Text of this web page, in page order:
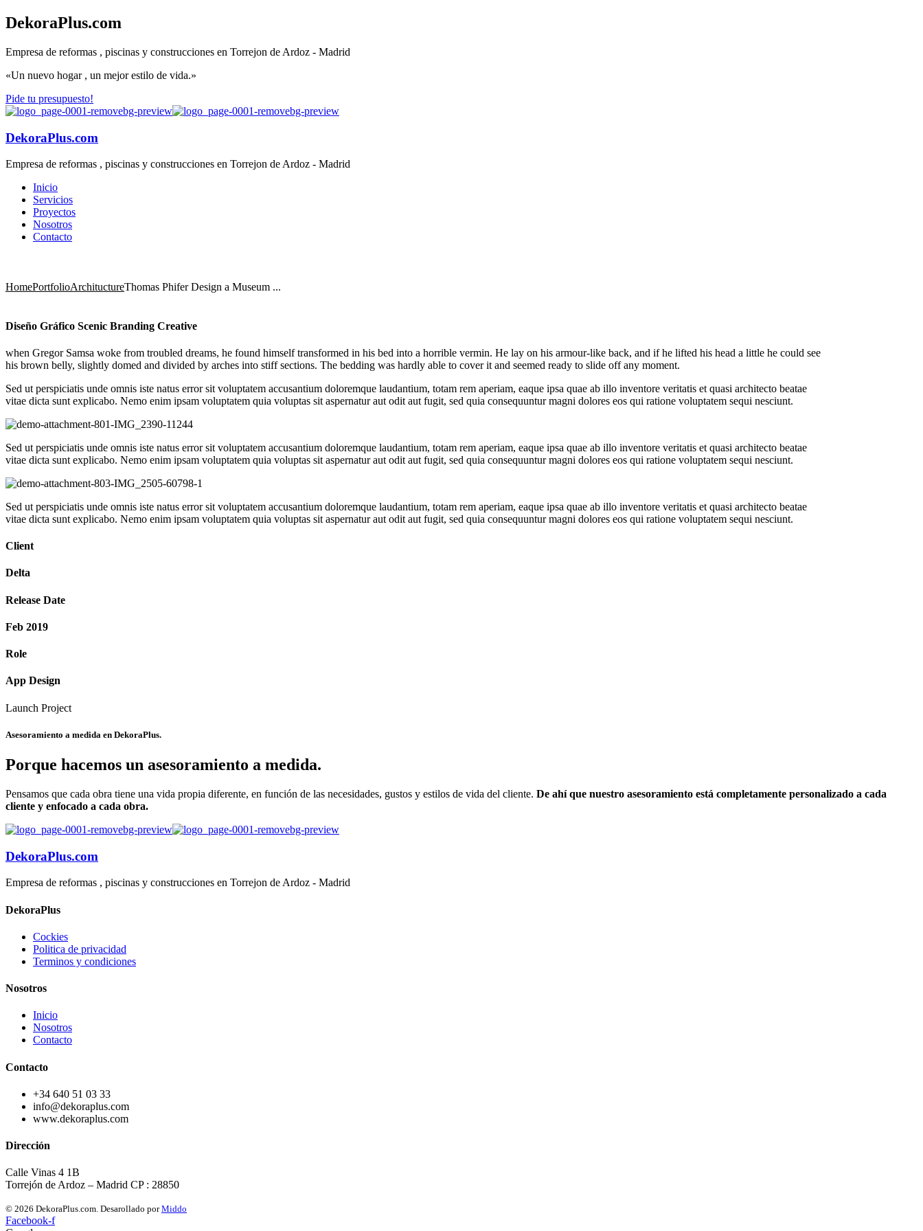
DekoraPlus.com
Empresa de reformas , piscinas y construcciones en Torrejon de Ardoz - Madrid
«Un nuevo hogar , un mejor estilo de vida.»
Pide tu presupuesto!
DekoraPlus.com
Empresa de reformas , piscinas y construcciones en Torrejon de Ardoz - Madrid
Inicio
Servicios
Proyectos
Nosotros
Contacto
HomePortfolioArchituctureThomas Phifer Design a Museum ...
Diseño Gráfico Scenic Branding Creative
when Gregor Samsa woke from troubled dreams, he found himself transformed in his bed into a horrible vermin. He lay on his armour-like back, and if he lifted his head a little he could see
his brown belly, slightly domed and divided by arches into stiff sections. The bedding was hardly able to cover it and seemed ready to slide off any moment.
Sed ut perspiciatis unde omnis iste natus error sit voluptatem accusantium doloremque laudantium, totam rem aperiam, eaque ipsa quae ab illo inventore veritatis et quasi architecto beatae
vitae dicta sunt explicabo. Nemo enim ipsam voluptatem quia voluptas sit aspernatur aut odit aut fugit, sed quia consequuntur magni dolores eos qui ratione voluptatem sequi nesciunt.
Sed ut perspiciatis unde omnis iste natus error sit voluptatem accusantium doloremque laudantium, totam rem aperiam, eaque ipsa quae ab illo inventore veritatis et quasi architecto beatae
vitae dicta sunt explicabo. Nemo enim ipsam voluptatem quia voluptas sit aspernatur aut odit aut fugit, sed quia consequuntur magni dolores eos qui ratione voluptatem sequi nesciunt.
Sed ut perspiciatis unde omnis iste natus error sit voluptatem accusantium doloremque laudantium, totam rem aperiam, eaque ipsa quae ab illo inventore veritatis et quasi architecto beatae
vitae dicta sunt explicabo. Nemo enim ipsam voluptatem quia voluptas sit aspernatur aut odit aut fugit, sed quia consequuntur magni dolores eos qui ratione voluptatem sequi nesciunt.
Client
Delta
Release Date
Feb 2019
Role
App Design
Launch Project
Asesoramiento a medida en DekoraPlus.
Porque hacemos un asesoramiento a medida.
Pensamos que cada obra tiene una vida propia diferente, en función de las necesidades, gustos y estilos de vida del cliente. De ahí que nuestro asesoramiento está completamente personalizado a cada
cliente y enfocado a cada obra.
DekoraPlus.com
Empresa de reformas , piscinas y construcciones en Torrejon de Ardoz - Madrid
DekoraPlus
Cockies
Politica de privacidad
Terminos y condiciones
Nosotros
Inicio
Nosotros
Contacto
Contacto
+34 640 51 03 33
info@dekoraplus.com
www.dekoraplus.com
Dirección
Calle Vinas 4 1B
Torrejón de Ardoz – Madrid CP : 28850
© 2026 DekoraPlus.com. Desarollado porMiddo
Facebook-f